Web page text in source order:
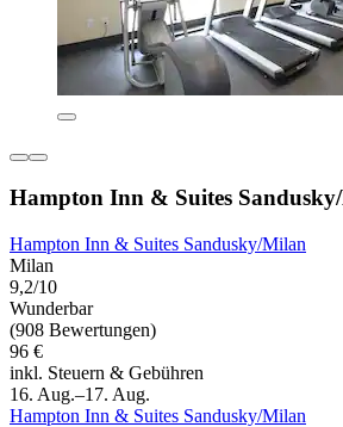
Hampton Inn & Suites
Hampton Inn & Suites Sandusky/Milan
Milan
9,2/10
Wunderbar
(908 Bewertungen)
96 €
inkl. Steuern & Gebühren
16. Aug.–17. Aug.
Hampton Inn & Suites Sandusky/Milan